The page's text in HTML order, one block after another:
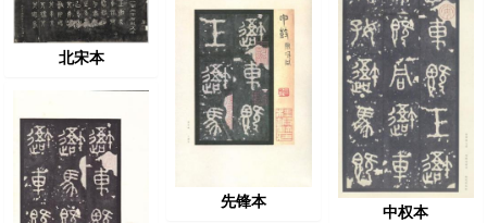
北宋本
先锋本 中权本